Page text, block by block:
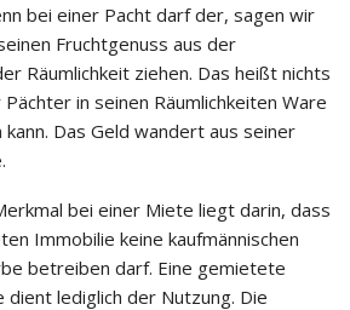
bei einer Pacht darf der, sagen wir
Fruchtgenuss aus der
Räumlichkeit ziehen. Das heißt nichts
in seinen Räumlichkeiten Ware
Das Geld wandert aus seiner
bei einer Miete liegt darin, dass
Immobilie keine kaufmännischen
betreiben darf. Eine gemietete
dient lediglich der Nutzung. Die